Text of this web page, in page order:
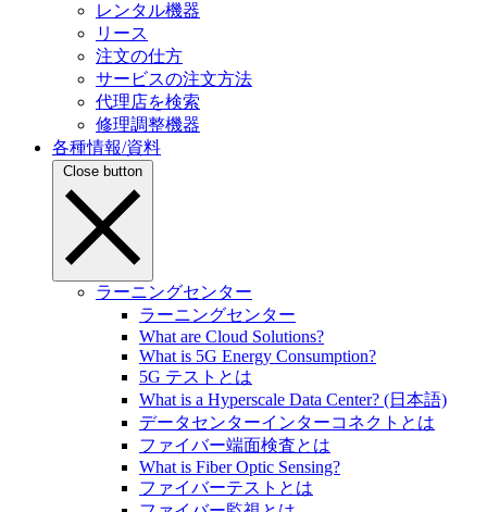
レンタル機器
リース
注文の仕方
サービスの注文方法
代理店を検索
修理調整機器
各種情報/資料
Close button
ラーニングセンター
ラーニングセンター
What are Cloud Solutions?
What is 5G Energy Consumption?
5G テストとは
What is a Hyperscale Data Center? (日本語)
データセンターインターコネクトとは
ファイバー端面検査とは
What is Fiber Optic Sensing?
ファイバーテストとは